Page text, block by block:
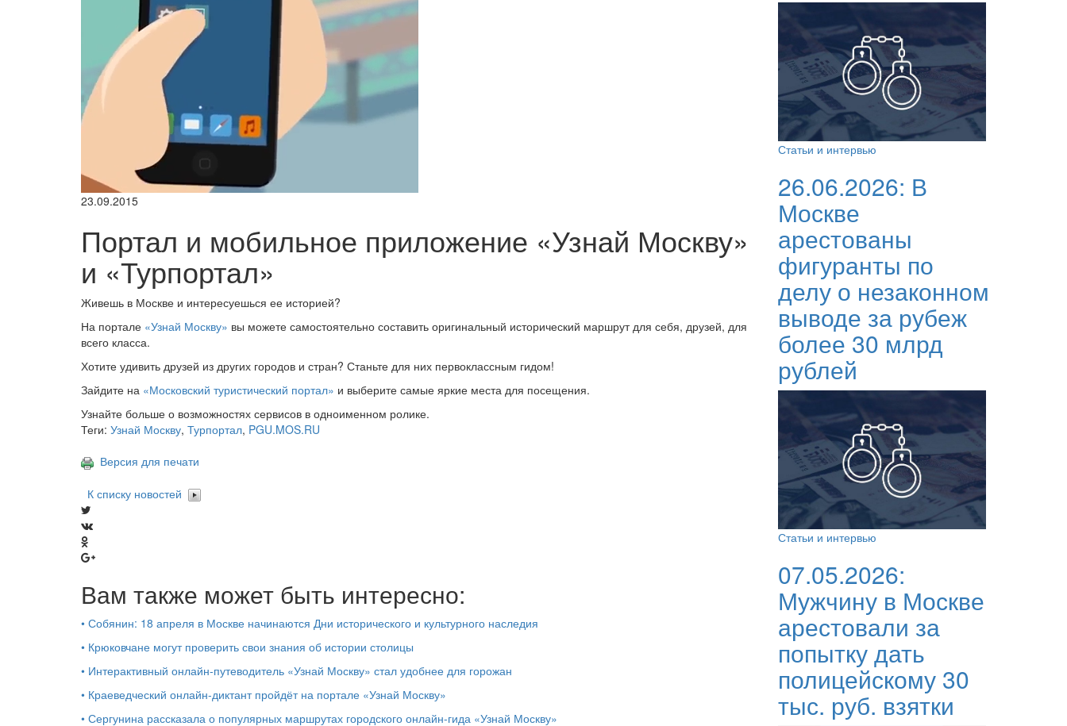
23.09.2015
Портал и мобильное приложение «Узнай Москву»
и «Турпортал»
Живешь в Москве и интересуешься ее историей?
На портале «Узнай Москву» вы можете самостоятельно составить оригинальный исторический маршрут для себя, друзей, для
всего класса.
Хотите удивить друзей из других городов и стран? Станьте для них первоклассным гидом!
Зайдите на «Московский туристический портал» и выберите самые яркие места для посещения.
Узнайте больше о возможностях сервисов в одноименном ролике.
Теги: Узнай Москву, Турпортал, PGU.MOS.RU
Версия для печати
К списку новостей
Вам также может быть интересно:
• Собянин: 18 апреля в Москве начинаются Дни исторического и культурного наследия
• Крюковчане могут проверить свои знания об истории столицы
• Интерактивный онлайн-путеводитель «Узнай Москву» стал удобнее для горожан
• Краеведческий онлайн-диктант пройдёт на портале «Узнай Москву»
• Сергунина рассказала о популярных маршрутах городского онлайн-гида «Узнай Москву»
Статьи и интервью
26.06.2026: В
Москве
арестованы
фигуранты по
делу о незаконном
выводе за рубеж
более 30 млрд
рублей
Статьи и интервью
07.05.2026:
Мужчину в Москве
арестовали за
попытку дать
полицейскому 30
тыс. руб. взятки